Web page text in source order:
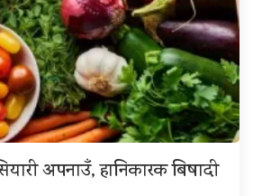
अपनाउँ, हानिकारक बिषादी